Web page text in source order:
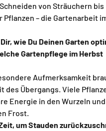
von Sträuchern bis
Pflanzen – die Gartenarbeit
wie Du Deinen Garten
Gartenpflege im Herbst
Aufmerksamkeit
des Übergangs. Viele
Energie in den Wurzeln und
Frost.
um Stauden